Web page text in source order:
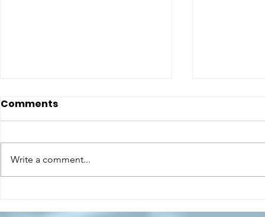
PERCORSO DI
superiori
Comments
Write a comment...